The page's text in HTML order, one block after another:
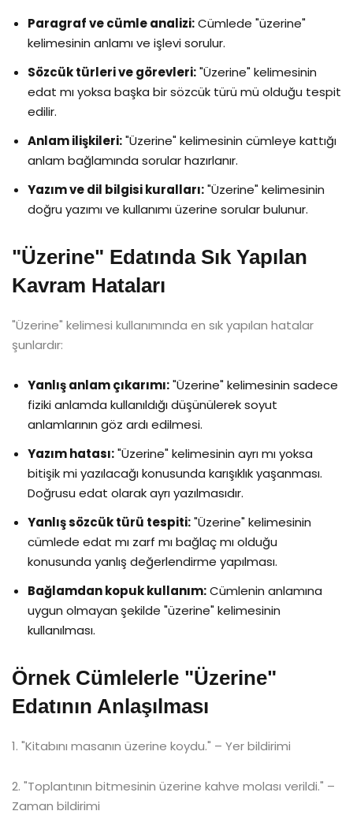
Paragraf ve cümle analizi:Cümlede "üzerine"
kelimesinin anlamı ve işlevi sorulur.
Sözcük türleri ve görevleri:"Üzerine" kelimesinin
edat mı yoksa başka bir sözcük türü mü olduğu tespit
edilir.
Anlam ilişkileri:"Üzerine" kelimesinin cümleye kattığı
anlam bağlamında sorular hazırlanır.
Yazım ve dil bilgisi kuralları:"Üzerine" kelimesinin
doğru yazımı ve kullanımı üzerine sorular bulunur.
"Üzerine" Edatında Sık Yapılan
Kavram Hataları
"Üzerine" kelimesi kullanımında en sık yapılan hatalar
şunlardır:
Yanlış anlam çıkarımı:"Üzerine" kelimesinin sadece
fiziki anlamda kullanıldığı düşünülerek soyut
anlamlarının göz ardı edilmesi.
Yazım hatası:"Üzerine" kelimesinin ayrı mı yoksa
bitişik mi yazılacağı konusunda karışıklık yaşanması.
Doğrusu edat olarak ayrı yazılmasıdır.
Yanlış sözcük türü tespiti:"Üzerine" kelimesinin
cümlede edat mı zarf mı bağlaç mı olduğu
konusunda yanlış değerlendirme yapılması.
Bağlamdan kopuk kullanım:Cümlenin anlamına
uygun olmayan şekilde "üzerine" kelimesinin
kullanılması.
Örnek Cümlelerle "Üzerine"
Edatının Anlaşılması
1. "Kitabını masanın üzerine koydu." – Yer bildirimi
2. "Toplantının bitmesinin üzerine kahve molası verildi." –
Zaman bildirimi